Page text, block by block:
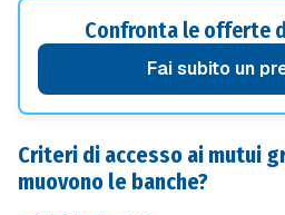
Confronta le offerte
Fai subito un
Criteri di accesso ai mutui
muovono le banche?